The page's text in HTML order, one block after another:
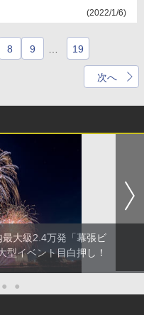
(2022/1/6)
8 9 19
次へ
大級2.4万発「幕張ビ
型イベント目白押し！
● ●